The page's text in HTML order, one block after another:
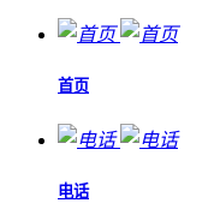
首页
电话